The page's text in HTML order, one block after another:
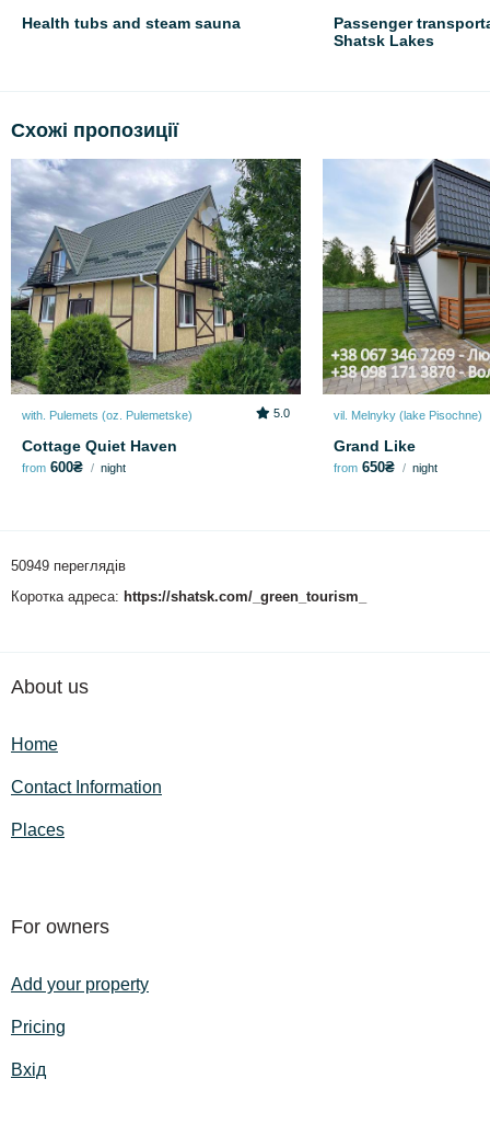
Health tubs and steam sauna
Passenger
Shatsk Lakes
Схожі пропозиції
with. Pulemets (oz. Pulemetske) 5.0
Cottage Quiet Haven
from 600₴ night
vil. Melnyky (lake Pіsochne)
Grand Like
from 650₴ night
50949 переглядів
Коротка адреса: https://shatsk.com/_green_tourism_
About us
Home
Contact Information
Places
For owners
Add your property
Pricing
Вхід